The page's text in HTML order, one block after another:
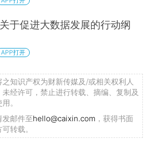
于促进大数据发展的行动纲
APP打开
知识产权为财新传媒及/或相关权利人
经许可，禁止进行转载、摘编、复制及
。
发邮件至hello@caixin.com ，获得书面
转载。